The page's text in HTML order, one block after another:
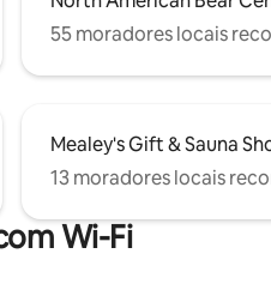
55 moradores locais
Mealey's Gift & Sauna
13 moradores locais
Wi-Fi